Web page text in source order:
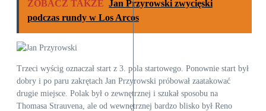
ZOBACZ TAKŻE Jan Przyrowski zwycięski
podczas rundy w Los Arcos
Trzeci wyścig oznaczał start z 3. pola startowego. Ponownie start był
dobry i po paru zakrętach Jan Przyrowski próbował zaatakować
drugie miejsce. Polak był o zewnętrznej i szukał sposobu na
Thomasa Strauvena, ale od wewnętrznej bardzo blisko był Reno